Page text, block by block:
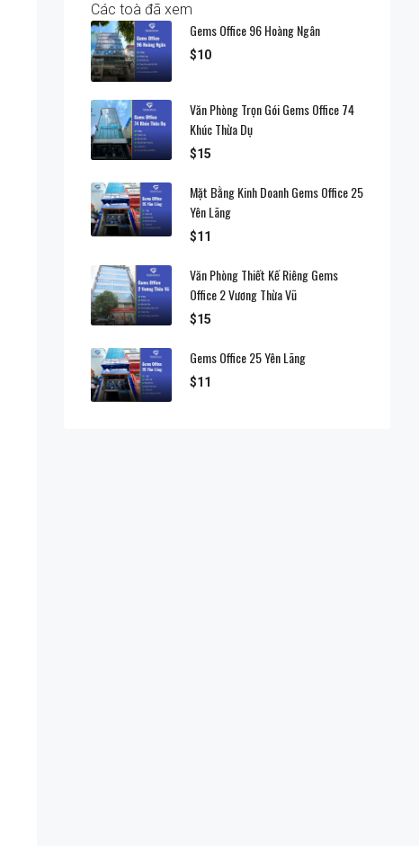
Các toà đã xem
Gems Office 96 Hoàng Ngân
$10
Văn Phòng Trọn Gói Gems Office 74
Khúc Thừa Dụ
$15
Mặt Bằng Kinh Doanh Gems Office 25
Yên Lãng
$11
Văn Phòng Thiết Kế Riêng Gems
Office 2 Vương Thừa Vũ
$15
Gems Office 25 Yên Lãng
$11